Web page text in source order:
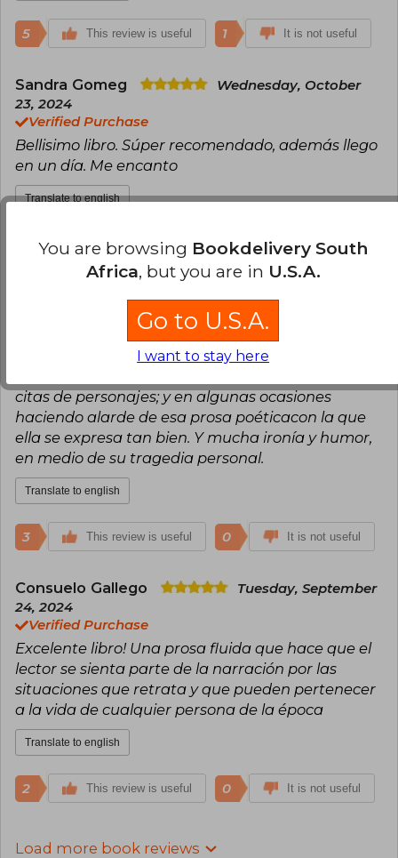
5 This review is useful 1 It is not useful
Sandra Gomeg
Wednesday, October
23, 2024
Verified Purchase
Bellisimo libro. Súper recomendado, además llego
en un día. Me encanto
Translate to english
This review is useful 0 It is not useful
Sunday, September 29,
Verified Purchase
Recomiendo su lectura. Es un libro muy bien
citas de personajes; y en algunas ocasiones
haciendo alarde de esa prosa poéticacon la que
ella se expresa tan bien. Y mucha ironía y humor,
en medio de su tragedia personal.
Translate to english
3 This review is useful 0 It is not useful
Consuelo Gallego
Tuesday, September
24, 2024
Verified Purchase
Excelente libro! Una prosa fluida que hace que el
lector se sienta parte de la narración por las
situaciones que retrata y que pueden pertenecer
a la vida de cualquier persona de la época
Translate to english
2 This review is useful 0 It is not useful
Load more book reviews
You are browsing Bookdelivery South
Africa, but you are in U.S.A.
Go to U.S.A.
I want to stay here